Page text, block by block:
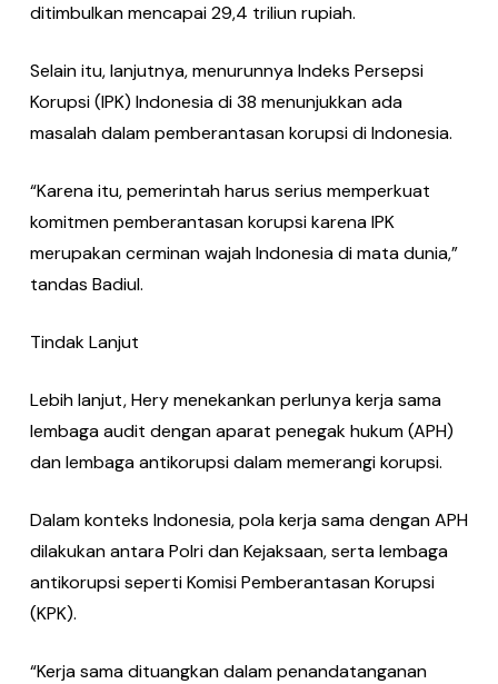
ditimbulkan mencapai 29,4 triliun rupiah.
Selain itu, lanjutnya, menurunnya Indeks Persepsi
Korupsi (IPK) Indonesia di 38 menunjukkan ada
masalah dalam pemberantasan korupsi di Indonesia.
“Karena itu, pemerintah harus serius memperkuat
komitmen pemberantasan korupsi karena IPK
merupakan cerminan wajah Indonesia di mata dunia,”
tandas Badiul.
Tindak Lanjut
Lebih lanjut, Hery menekankan perlunya kerja sama
lembaga audit dengan aparat penegak hukum (APH)
dan lembaga antikorupsi dalam memerangi korupsi.
Dalam konteks Indonesia, pola kerja sama dengan APH
dilakukan antara Polri dan Kejaksaan, serta lembaga
antikorupsi seperti Komisi Pemberantasan Korupsi
(KPK).
“Kerja sama dituangkan dalam penandatanganan